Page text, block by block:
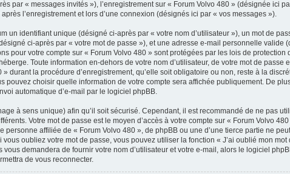
par « messages invités »), l’enregistrement sur « Forum Volvo 480 » (désignée ici
l’enregistrement et lors d’une connexion (désignés ici par « vos messages »).
un identifiant unique (désigné ci-après par « votre nom d’utilisateur »), un mot de
ci-après par « votre mot de passe »), et une adresse e-mail personnelle valide
pour votre compte sur « Forum Volvo 480 » sont protégées par les lois de protection
Toute information en-dehors de votre nom d’utilisateur, de votre mot de passe
durant la procédure d’enregistrement, qu’elle soit obligatoire ou non, reste à la
pouvez choisir quelle information de votre compte sera affichée publiquement. De
automatique d’e-mail par le logiciel phpBB.
à sens unique) afin qu’il soit sécurisé. Cependant, il est recommandé de ne pas
Votre mot de passe est le moyen d’accès à votre compte sur « Forum Volvo
personne affiliée de « Forum Volvo 480 », de phpBB ou une d’une tierce partie ne
vous oubliez votre mot de passe, vous pouvez utiliser la fonction « J’ai oublié mon mot
demandera de fournir votre nom d’utilisateur et votre e-mail, alors le logiciel
de vous reconnecter.